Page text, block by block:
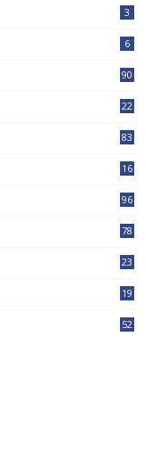
3
6
90
22
83
16
96
78
23
19
52